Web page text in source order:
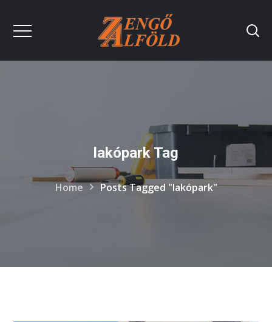
lakópark Tag
Home Posts Tagged "lakópark"